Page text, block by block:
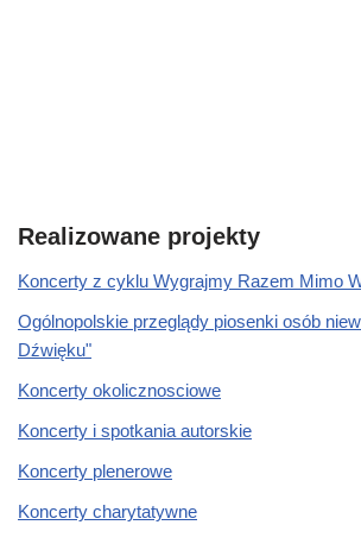
Realizowane projekty
Koncerty z cyklu Wygrajmy Razem Mimo
Ogólnopolskie przeglądy piosenki osób
Dźwięku"
Koncerty okolicznosciowe
Koncerty i spotkania autorskie
Koncerty plenerowe
Koncerty charytatywne